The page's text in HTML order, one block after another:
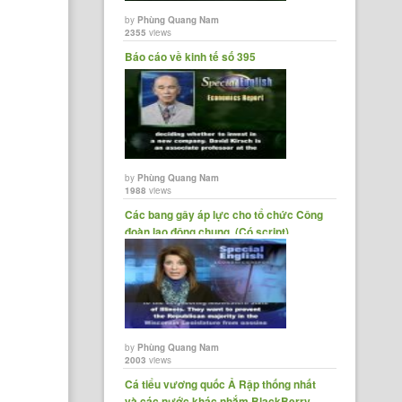
byPhùng Quang Nam
2355 views
Báo cáo về kinh tế số 395
byPhùng Quang Nam
1988 views
Các bang gây áp lực cho tổ chức Công
đoàn lao động chung. (Có script)
byPhùng Quang Nam
2003 views
Cá tiểu vương quốc Ả Rập thống nhất